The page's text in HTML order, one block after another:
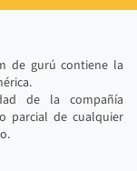
de gurú contiene la
de la compañía
parcial de cualquier